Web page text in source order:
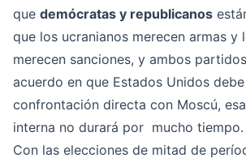
que demócratas y republicanos
que los ucranianos merecen armas y
merecen sanciones, y ambos
acuerdo en que Estados Unidos
confrontación directa con Moscú,
interna no durará por mucho tiempo.
Con las elecciones de mitad de